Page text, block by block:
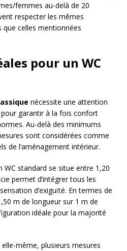
femmes au-delà de 20
respecter les mêmes
celles mentionnées
pour un WC
nécessite une attention
garantir à la fois confort
Au-delà des minimums
sont considérées comme
de l’aménagement intérieur.
standard se situe entre 1,20
permet d’intégrer tous les
d’exiguïté. En termes de
m de longueur sur 1 m de
idéale pour la majorité
elle-même, plusieurs mesures